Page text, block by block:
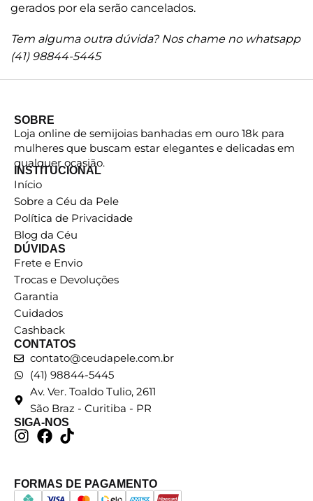
gerados por ela serão cancelados.
Tem alguma outra dúvida? Nos chame no whatsapp
(41) 98844-5445
SOBRE
Loja online de semijoias banhadas em ouro 18k para
mulheres que buscam estar elegantes e delicadas em
qualquer ocasião.
INSTITUCIONAL
Início
Sobre a Céu da Pele
Política de Privacidade
Blog da Céu
DÚVIDAS
Frete e Envio
Trocas e Devoluções
Garantia
Cuidados
Cashback
CONTATOS
contato@ceudapele.com.br
(41) 98844-5445
Av. Ver. Toaldo Tulio, 2611
São Braz - Curitiba - PR
SIGA-NOS
FORMAS DE PAGAMENTO